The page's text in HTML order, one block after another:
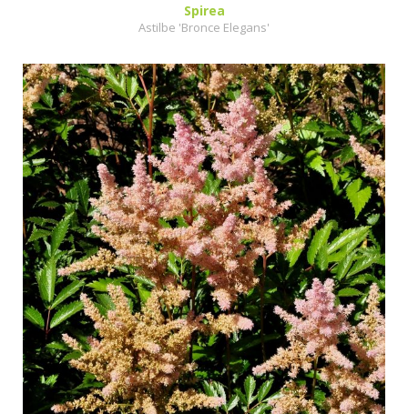
Spirea
Astilbe 'Bronce Elegans'